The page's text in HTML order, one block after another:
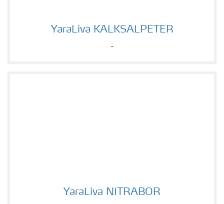
YaraLiva KALKSALPETER
-
YaraLiva NITRABOR